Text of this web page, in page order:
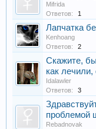
Mifrida
Ответов:
1
Лапчатка
Kenhoang
Ответов:
2
Скажите,
как
Idalawler
Ответов:
3
проблемой
Rebadnovak